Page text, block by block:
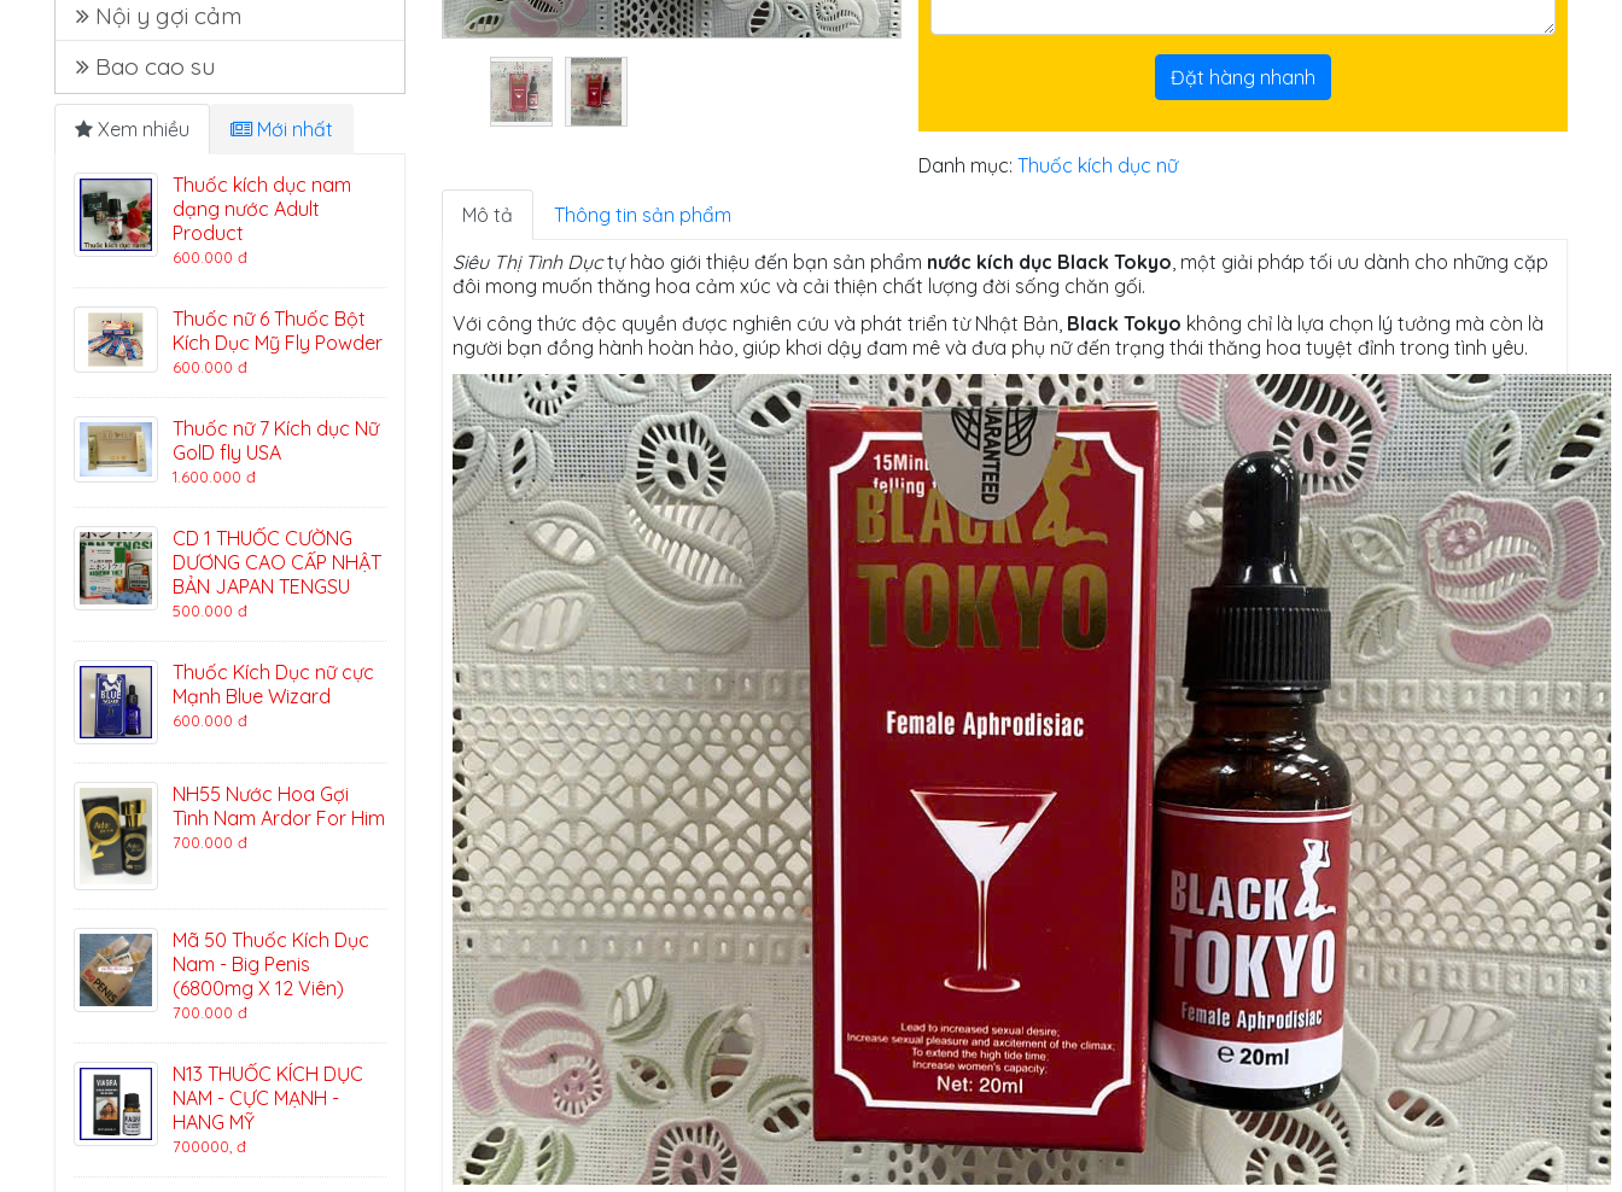
Đặt hàng nhanh
Danh mục: Thuốc kích dục nữ
Mô tả
Thông tin sản phẩm
Siêu Thị Tình Dụctự hào giới thiệu đến bạn sản phẩm nước kích dục Black Tokyo, một giải pháp tối ưu dành cho những cặp
đôi mong muốn thăng hoa cảm xúc và cải thiện chất lượng đời sống chăn gối.
Với công thức độc quyền được nghiên cứu và phát triển từ Nhật Bản, Black Tokyo không chỉ là lựa chọn lý tưởng mà còn là
người bạn đồng hành hoàn hảo, giúp khơi dậy đam mê và đưa phụ nữ đến trạng thái thăng hoa tuyệt đỉnh trong tình yêu.
Nội y gợi cảm
Bao cao su
Xem nhiều Mới nhất
Thuốc kích dục nam
dạng nước Adult
Product
600.000 đ
Thuốc nữ 6 Thuốc Bột
Kích Dục Mỹ Fly Powder
600.000 đ
Thuốc nữ 7 Kích dục Nữ
GolD fly USA
1.600.000 đ
CD 1 THUỐC CƯỜNG
DƯƠNG CAO CẤP NHẬT
BẢN JAPAN TENGSU
500.000 đ
Thuốc Kích Dục nữ cực
Mạnh Blue Wizard
600.000 đ
NH55 Nước Hoa Gợi
Tình Nam Ardor For Him
700.000 đ
Mã 50 Thuốc Kích Dục
Nam - Big Penis
(6800mg X 12 Viên)
700.000 đ
N13 THUỐC KÍCH DỤC
NAM - CỰC MẠNH -
HANG MỸ
700000, đ